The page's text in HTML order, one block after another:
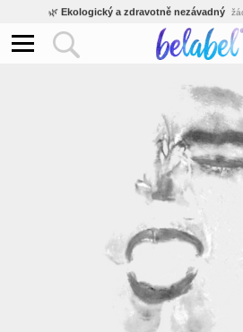
🌿 Ekologický a zdravotně nezávadný
Inovativní výroba vlastní vývoj,
Rychlé dodání
jsme přímý
Eshop s tradicí od roku 2010 tisíce